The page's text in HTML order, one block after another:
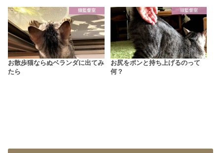
猫監督室
お散歩猫ならぬベランダに出てみ
たら
猫監督室
お尻をポンと持ち上げるのって
何？